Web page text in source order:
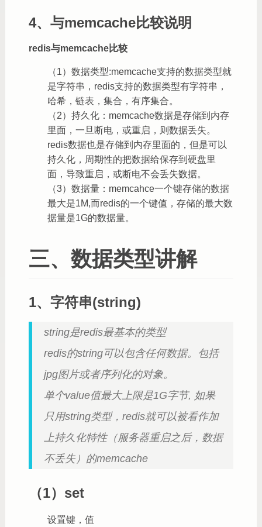
4、与memcache比较说明
redis与memcache比较
（1）数据类型:memcache支持的数据类型就
是字符串，redis支持的数据类型有字符串，
哈希，链表，集合，有序集合。
（2）持久化：memcache数据是存储到内存
里面，一旦断电，或重启，则数据丢失。
redis数据也是存储到内存里面的，但是可以
持久化，周期性的把数据给保存到硬盘里
面，导致重启，或断电不会丢失数据。
（3）数据量：memcahce一个键存储的数据
最大是1M,而redis的一个键值，存储的最大数
据量是1G的数据量。
三、数据类型讲解
1、字符串(string)
string是redis最基本的类型
redis的string可以包含任何数据。包括
jpg图片或者序列化的对象。
单个value值最大上限是1G字节, 如果
只用string类型，redis就可以被看作加
上持久化特性（服务器重启之后，数据
不丢失）的memcache
（1）set
设置键，值